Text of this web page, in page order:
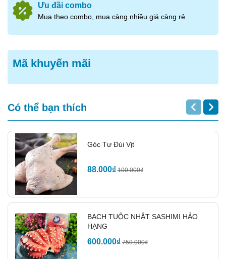
✅ Làm từ 100% mo cau ép – phân hủy sinh học, thân thiện
✅ Kích thước: Đường kính 10cm, cao 3cm – vừa vặn cho món
nhỏ
✅ Cứng cáp, chịu nhiệt tốt – dùng được với món nóng, món
Ưu đãi combo
Mua theo combo, mua càng nhiều giá càng rẻ
Mã khuyến mãi
Có thể bạn thích
Góc Tư Đùi Vịt
88.000₫ 100.000₫
BẠCH TUỘC NHẬT SASHIMI HẢO
HẠNG
600.000₫ 750.000₫